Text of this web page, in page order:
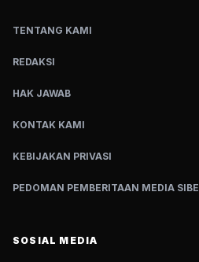
TENTANG KAMI
REDAKSI
HAK JAWAB
KONTAK KAMI
KEBIJAKAN PRIVASI
PEDOMAN PEMBERITAAN MEDIA
SOSIAL MEDIA